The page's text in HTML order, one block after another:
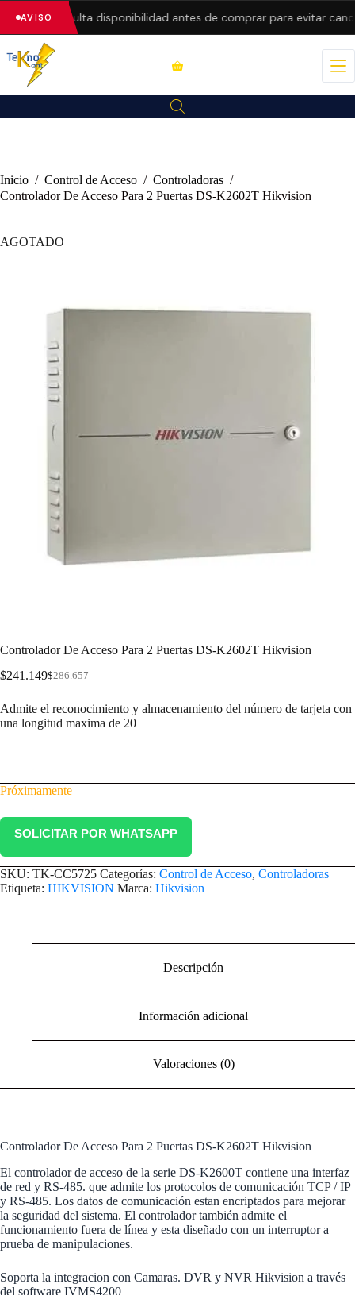
AVISOConsulta disponibilidad antes de comprar para evitar
Inicio / Control de Acceso / Controladoras /
Controlador De Acceso Para 2 Puertas DS-K2602T Hikvision
AGOTADO
Controlador De Acceso Para 2 Puertas DS-K2602T Hikvision
$286.657
$241.149
Admite el reconocimiento y almacenamiento del número de tarjeta con
una longitud maxima de 20
Próximamente
SOLICITAR POR WHATSAPP
SKU: TK-CC5725 Categorías: Control de Acceso, Controladoras
Etiqueta: HIKVISION Marca: Hikvision
Descripción
Información adicional
Valoraciones (0)
Controlador De Acceso Para 2 Puertas DS-K2602T Hikvision
El controlador de acceso de la serie DS-K2600T contiene una interfaz
de red y RS-485. que admite los protocolos de comunicación TCP / IP
y RS-485. Los datos de comunicación estan encriptados para mejorar
la seguridad del sistema. El controlador también admite el
funcionamiento fuera de línea y esta diseñado con un interruptor a
prueba de manipulaciones.
Soporta la integracion con Camaras. DVR y NVR Hikvision a través
del software IVMS4200